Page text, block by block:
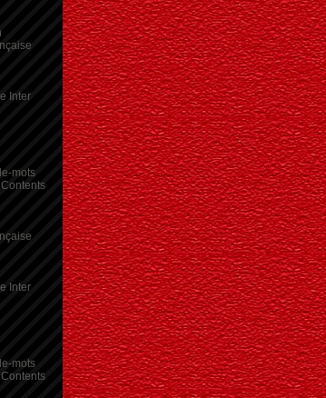
Inter
mots
Inter
mots